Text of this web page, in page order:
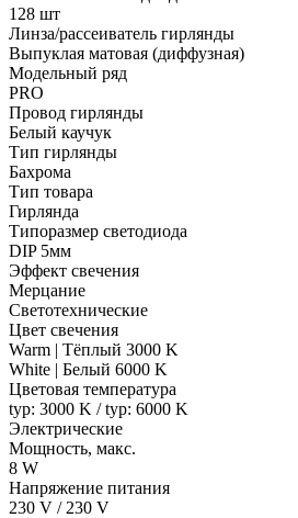
128 шт
Линза/рассеиватель гирлянды
Выпуклая матовая (диффузная)
Модельный ряд
PRO
Провод гирлянды
Белый каучук
Тип гирлянды
Бахрома
Тип товара
Гирлянда
Типоразмер светодиода
DIP 5мм
Эффект свечения
Мерцание
Светотехнические
Цвет свечения
Warm | Тёплый 3000 K
White | Белый 6000 K
Цветовая температура
typ: 3000 K / typ: 6000 K
Электрические
Мощность, макс.
8 W
Напряжение питания
230 V / 230 V